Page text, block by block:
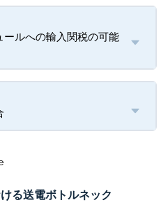
ルへの輸入関税の可能
る送電ボトルネック